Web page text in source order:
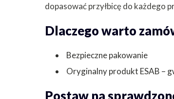
dopasować przyłbicę do każdego
Dlaczego warto
Bezpieczne pakowanie
Oryginalny produkt ESAB –
Postaw na